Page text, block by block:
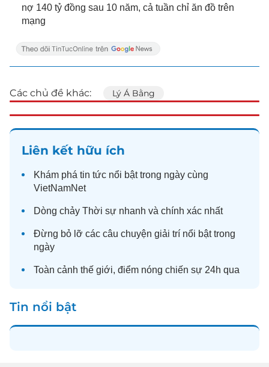
nợ 140 tỷ đồng sau 10 năm, cả tuần chỉ ăn đồ trên
mạng
Các chủ đề khác: Lý Á Bằng
Liên kết hữu ích
Khám phá tin tức nổi bật trong ngày cùng
VietNamNet
Dòng chảy Thời sự nhanh và chính xác nhất
Đừng bỏ lỡ các câu chuyện giải trí nổi bật trong
ngày
Toàn cảnh thế giới, điểm nóng chiến sự 24h qua
Tin nổi bật